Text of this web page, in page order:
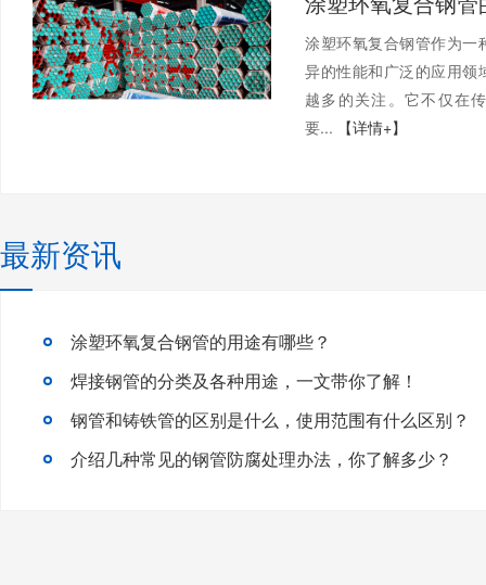
涂塑环氧复合钢管作为一
异的性能和广泛的应用领
越多的关注。它不仅在
要...
【详情+】
最新资讯
涂塑环氧复合钢管的用途有哪些？
焊接钢管的分类及各种用途，一文带你了解！
钢管和铸铁管的区别是什么，使用范围有什么区别？
介绍几种常见的钢管防腐处理办法，你了解多少？